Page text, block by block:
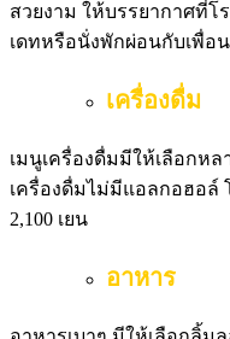
สวยงาม ให้บรรยากาศที่
เดทหรือนั่งพักผ่อนกับเพื่อ
เครื่องดื่ม
เมนูเครื่องดื่มมีให้เลือกหล
เครื่องดื่มไม่มีแอลกอฮอล์
2,100 เยน
อาหาร